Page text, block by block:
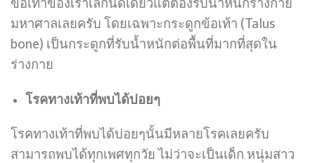
มหาศาลเลยครับ โดยเฉพาะกระดูกข้อเท้า (Talus
bone) เป็นกระดูกที่รับน้ำหนักต่อพื้นที่มากที่สุดใน
ร่างกาย
โรคทางเท้าที่พบได้บ่อยๆ
โรคทางเท้าที่พบได้บ่อยๆนั้นมีหลายโรคเลยครับ
สามารถพบได้ทุกเพศทุกวัย ไม่ว่าจะเป็นเด็ก หนุ่มสาว